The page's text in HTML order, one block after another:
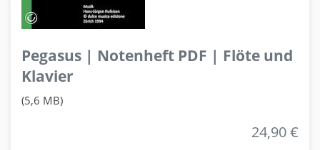
Pegasus | Notenheft PDF | Flöte und
Klavier
(5,6 MB)
24,90 €